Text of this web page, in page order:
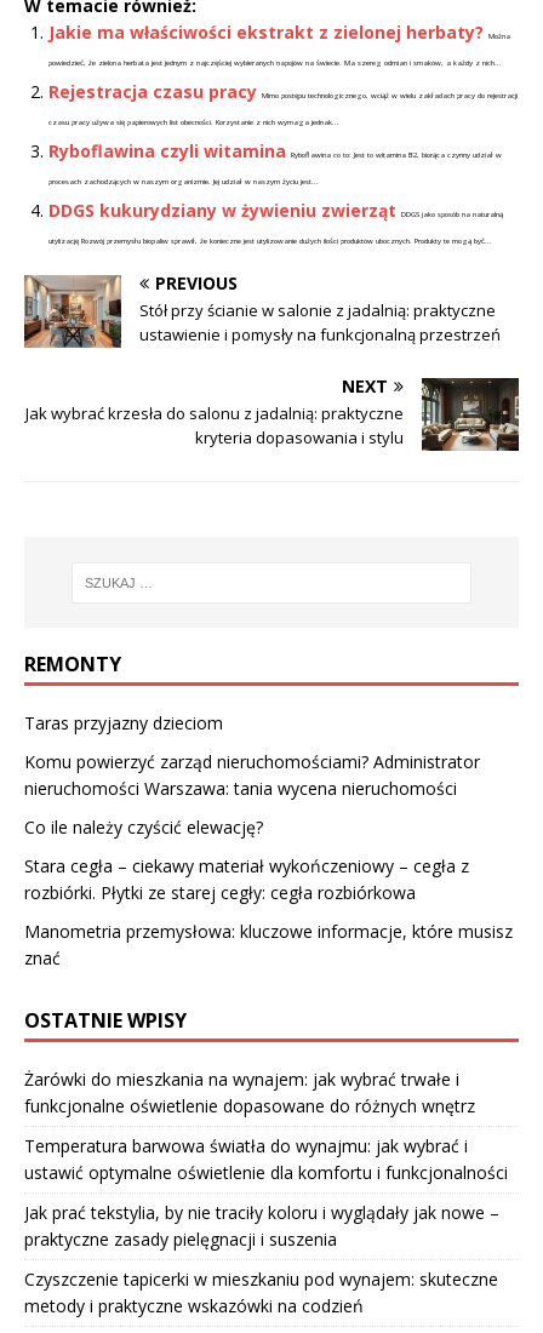
W temacie również:
Jakie ma właściwości ekstrakt z zielonej herbaty?
Można
powiedzieć, że zielona herbata jest jednym z najczęściej wybieranych napojów na świecie. Ma szereg odmian i smaków, a każdy z nich...
Rejestracja czasu pracy Mimo postępu technologicznego, wciąż w wielu zakładach pracy do rejestracji
czasu pracy używa się papierowych list obecności. Korzystanie z nich wymaga jednak...
Ryboflawina czyli witamina Ryboflawina co to: Jest to witamina B2, biorąca czynny udział w
procesach zachodzących w naszym organizmie. Jej udział w naszym życiu jest...
DDGS kukurydziany w żywieniu zwierząt DDGS jako sposób na naturalną
utylizację Rozwój przemysłu biopaliw sprawił, że konieczne jest utylizowanie dużych ilości produktów ubocznych. Produkty te mogą być...
PREVIOUS
Stół przy ścianie w salonie z jadalnią: praktyczne
ustawienie i pomysły na funkcjonalną przestrzeń
NEXT
Jak wybrać krzesła do salonu z jadalnią: praktyczne
kryteria dopasowania i stylu
REMONTY
Taras przyjazny dzieciom
Komu powierzyć zarząd nieruchomościami? Administrator
nieruchomości Warszawa: tania wycena nieruchomości
Co ile należy czyścić elewację?
Stara cegła – ciekawy materiał wykończeniowy – cegła z
rozbiórki. Płytki ze starej cegły: cegła rozbiórkowa
Manometria przemysłowa: kluczowe informacje, które musisz
znać
OSTATNIE WPISY
Żarówki do mieszkania na wynajem: jak wybrać trwałe i
funkcjonalne oświetlenie dopasowane do różnych wnętrz
Temperatura barwowa światła do wynajmu: jak wybrać i
ustawić optymalne oświetlenie dla komfortu i funkcjonalności
Jak prać tekstylia, by nie traciły koloru i wyglądały jak nowe –
praktyczne zasady pielęgnacji i suszenia
Czyszczenie tapicerki w mieszkaniu pod wynajem: skuteczne
metody i praktyczne wskazówki na codzień